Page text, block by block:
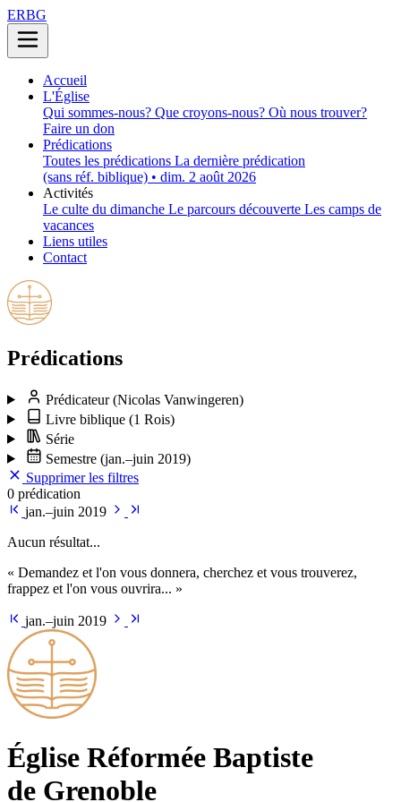
ERBG
Accueil
L'Église
Qui sommes-nous? Que croyons-nous? Où nous trouver?
Faire un don
Prédications
Toutes les prédications La dernière prédication
(sans réf. biblique) • dim. 2 août 2026
Activités
Le culte du dimanche Le parcours découverte Les camps de
vacances
Liens utiles
Contact
Prédications
Prédicateur(Nicolas Vanwingeren)
Livre biblique (1 Rois)
Série
Semestre (jan.–juin 2019)
Supprimer les filtres
0 prédication
jan.–juin 2019
Aucun résultat...
« Demandez et l'on vous donnera, cherchez et vous trouverez,
frappez et l'on vous ouvrira... »
jan.–juin 2019
Église Ré­for­mée Bap­tiste
de Grenoble